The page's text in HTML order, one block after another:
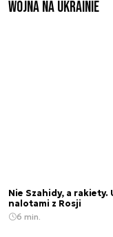
Wojna na Ukrainie
Nie Szahidy, a
nalotami z Rosji
6 min.